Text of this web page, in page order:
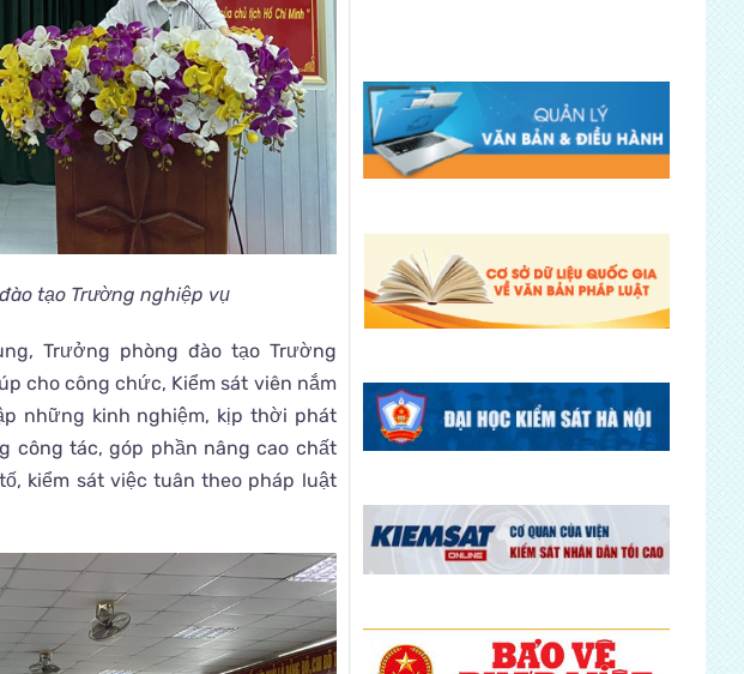
tạo Trường nghiệp vụ
Trưởng phòng đào tạo Trường
cho công chức, Kiểm sát viên nắm
những kinh nghiệm, kịp thời phát
công tác, góp phần nâng cao chất
kiểm sát việc tuân theo pháp luật